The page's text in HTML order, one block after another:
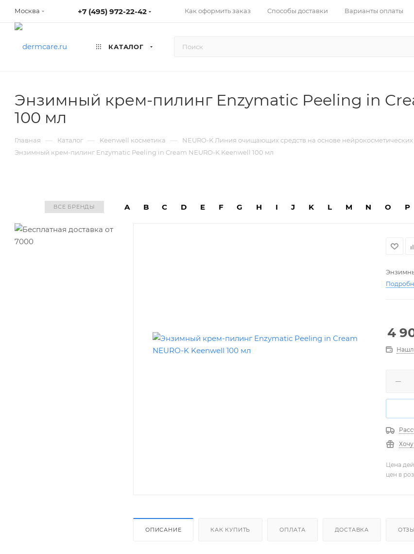
Москва +7 (495) 972-22-42 Как оформить заказ Способы доставки Варианты оплаты
КАТАЛОГ
Энзимный крем-пилинг Enzymatic Peeling in
100 мл
Главная — Каталог — Keenwell косметика — NEURO-K Линия очищающих средств на основе
Энзимный крем-пилинг Enzymatic Peeling in Cream NEURO-K Keenwell 100 мл
ВСЕ БРЕНДЫ A B C D E F G H I J K L M N O P
4
Цена
цен в
ОПИСАНИЕ КАК КУПИТЬ ОПЛАТА ДОСТАВКА